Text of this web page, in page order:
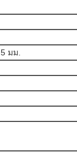
มม.